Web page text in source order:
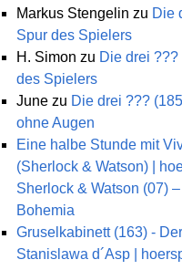
Markus Stengelin zu Die
Spur des Spielers
H. Simon zu Die drei
des Spielers
June zu Die drei ???
ohne Augen
Eine halbe Stunde mit
(Sherlock & Watson) |
Sherlock & Watson (07)
Bohemia
Gruselkabinett (163) -
Stanislawa d´Asp |